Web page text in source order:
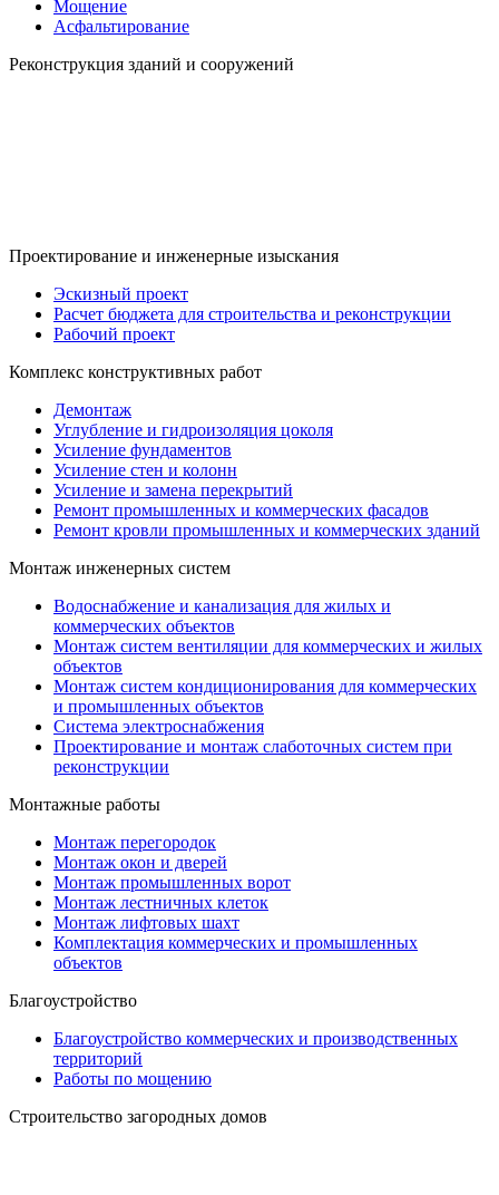
Мощение
Асфальтирование
Реконструкция зданий и сооружений
Проектирование и инженерные изыскания
Эскизный проект
Расчет бюджета для строительства и реконструкции
Рабочий проект
Комплекс конструктивных работ
Демонтаж
Углубление и гидроизоляция цоколя
Усиление фундаментов
Усиление стен и колонн
Усиление и замена перекрытий
Ремонт промышленных и коммерческих фасадов
Ремонт кровли промышленных и коммерческих зданий
Монтаж инженерных систем
Водоснабжение и канализация для жилых и
коммерческих объектов
Монтаж систем вентиляции для коммерческих и жилых
объектов
Монтаж систем кондиционирования для коммерческих
и промышленных объектов
Система электроснабжения
Проектирование и монтаж слаботочных систем при
реконструкции
Монтажные работы
Монтаж перегородок
Монтаж окон и дверей
Монтаж промышленных ворот
Монтаж лестничных клеток
Монтаж лифтовых шахт
Комплектация коммерческих и промышленных
объектов
Благоустройство
Благоустройство коммерческих и производственных
территорий
Работы по мощению
Строительство загородных домов